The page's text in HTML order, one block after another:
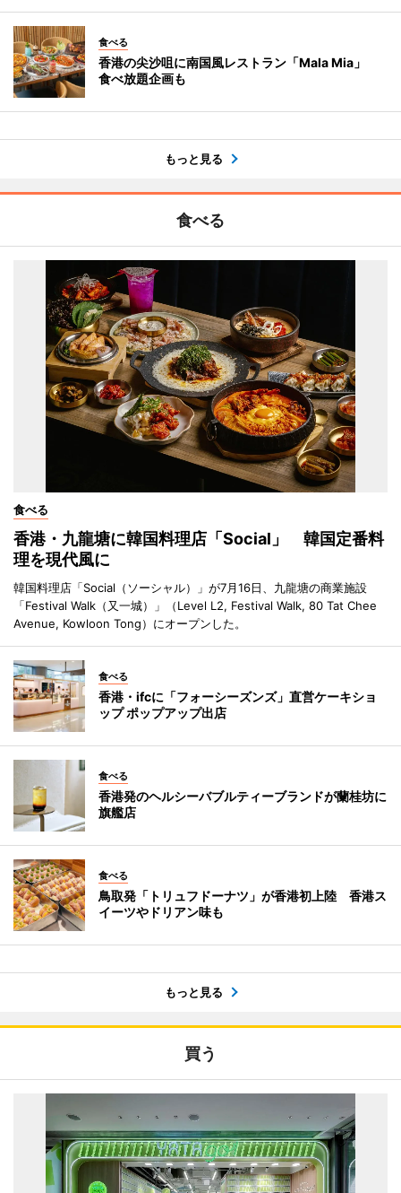
食べる
香港の尖沙咀に南国風レストラン「Mala Mia」
食べ放題企画も
もっと見る
食べる
食べる
香港・九龍塘に韓国料理店「Social」 韓国定番料
理を現代風に
韓国料理店「Social（ソーシャル）」が7月16日、九龍塘の商業施設
「Festival Walk（又一城）」（Level L2, Festival Walk, 80 Tat Chee
Avenue, Kowloon Tong）にオープンした。
食べる
香港・ifcに「フォーシーズンズ」直営ケーキショ
ップ ポップアップ出店
食べる
香港発のヘルシーバブルティーブランドが蘭桂坊に
旗艦店
食べる
鳥取発「トリュフドーナツ」が香港初上陸 香港ス
イーツやドリアン味も
もっと見る
買う